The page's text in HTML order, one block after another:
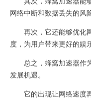
网络中断和数据丢失的风
再次，它还能够优化
度，为用户带来更好的娱
总之，蜂窝加速器作为
发展机遇。
它的出现让网络速度再